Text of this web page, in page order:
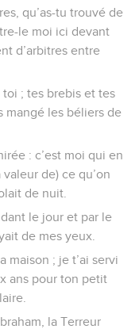
qu’as-tu trouvé de
le moi ici devant
d’arbitres entre
toi ; tes brebis et tes
mangé les béliers de
: c’est moi qui en
de) ce qu’on
de nuit.
le jour et par le
de mes yeux.
maison ; je t’ai servi
ans pour ton petit
la Terreur